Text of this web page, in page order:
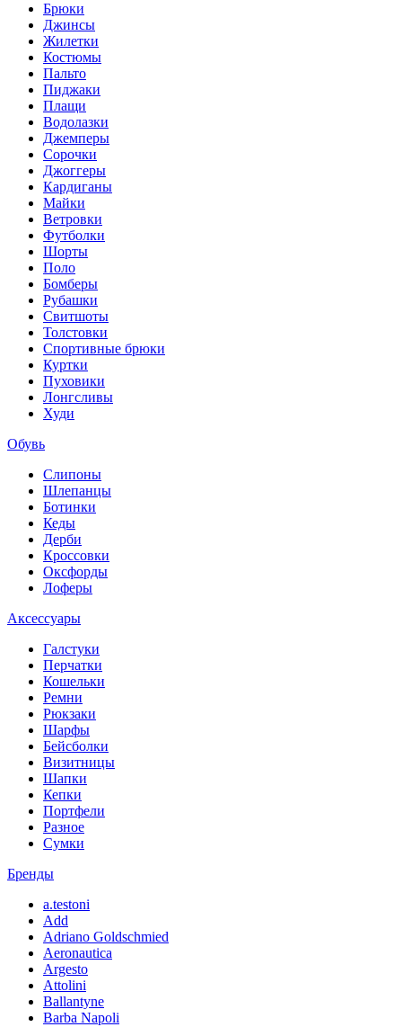
Брюки
Джинсы
Жилетки
Костюмы
Пальто
Пиджаки
Плащи
Водолазки
Джемперы
Сорочки
Джоггеры
Кардиганы
Майки
Ветровки
Футболки
Шорты
Поло
Бомберы
Рубашки
Свитшоты
Толстовки
Спортивные брюки
Куртки
Пуховики
Лонгсливы
Худи
Обувь
Слипоны
Шлепанцы
Ботинки
Кеды
Дерби
Кроссовки
Оксфорды
Лоферы
Аксессуары
Галстуки
Перчатки
Кошельки
Ремни
Рюкзаки
Шарфы
Бейсболки
Визитницы
Шапки
Кепки
Портфели
Разное
Сумки
Бренды
a.testoni
Add
Adriano Goldschmied
Aeronautica
Argesto
Attolini
Ballantyne
Barba Napoli